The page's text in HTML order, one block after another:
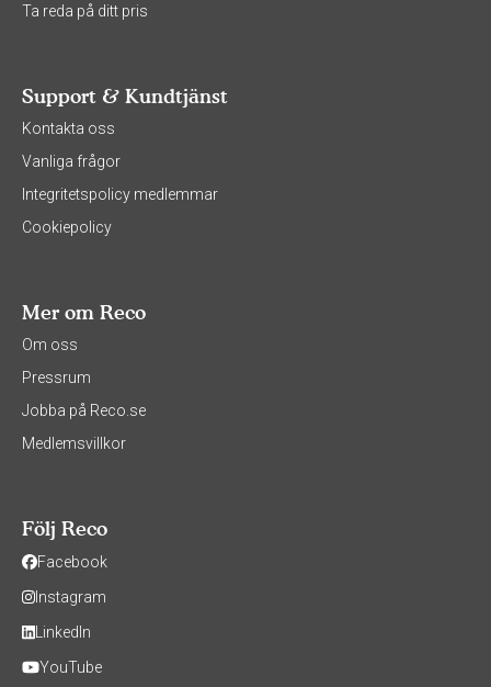
Ta reda på ditt pris
Support & Kundtjänst
Kontakta oss
Vanliga frågor
Integritetspolicy medlemmar
Cookiepolicy
Mer om Reco
Om oss
Pressrum
Jobba på Reco.se
Medlemsvillkor
Följ Reco
Facebook
Instagram
LinkedIn
YouTube